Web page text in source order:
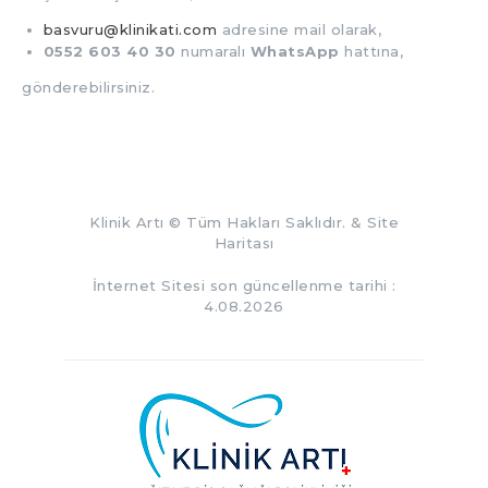
basvuru@klinikati.com adresine mail olarak,
0552 603 40 30 numaralı WhatsApp hattına,
gönderebilirsiniz.
Klinik Artı © Tüm Hakları Saklıdır. & Site
Haritası
İnternet Sitesi son güncellenme tarihi :
4.08.2026